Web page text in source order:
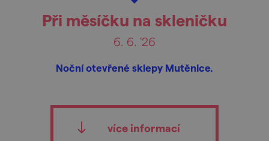
Při měsíčku na skleničku
6. 6. '26
Noční otevřené sklepy Mutěnice.
více informací